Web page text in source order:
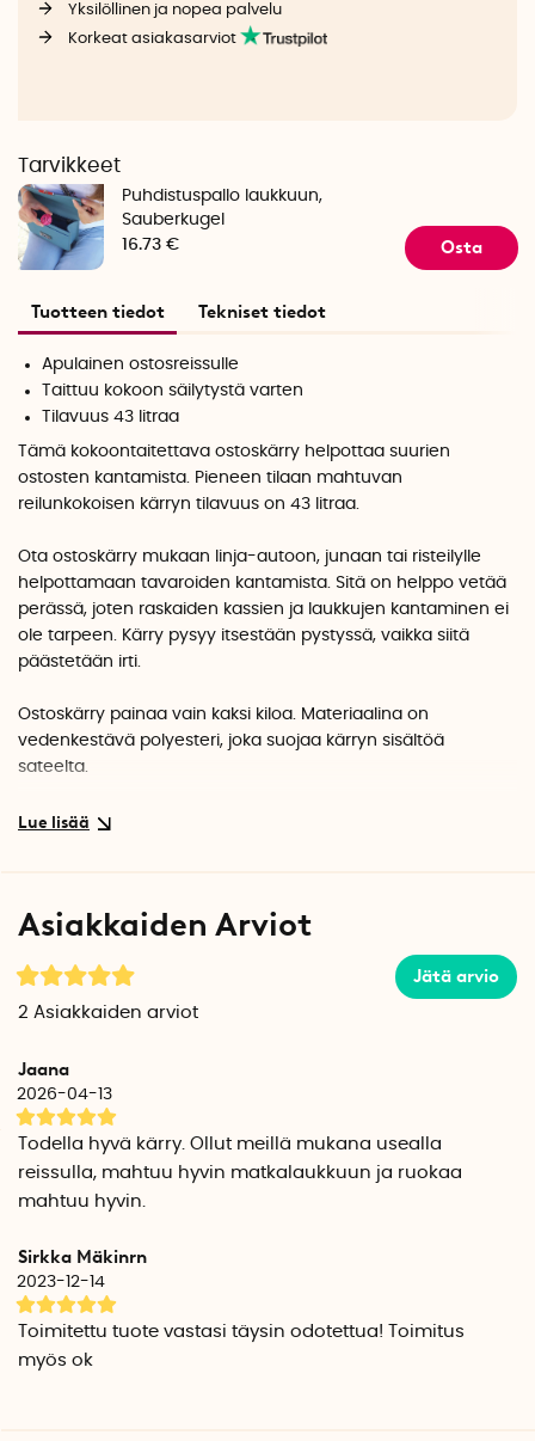
Yksilöllinen ja nopea palvelu
Korkeat asiakasarviot
Tarvikkeet
Puhdistuspallo laukkuun,
Sauberkugel
16.73 €
Osta
Tuotteen tiedot Tekniset tiedot
Apulainen ostosreissulle
Taittuu kokoon säilytystä varten
Tilavuus 43 litraa
Tämä kokoontaitettava ostoskärry helpottaa suurien
ostosten kantamista. Pieneen tilaan mahtuvan
reilunkokoisen kärryn tilavuus on 43 litraa.
Ota ostoskärry mukaan linja-autoon, junaan tai risteilylle
helpottamaan tavaroiden kantamista. Sitä on helppo vetää
perässä, joten raskaiden kassien ja laukkujen kantaminen ei
ole tarpeen. Kärry pysyy itsestään pystyssä, vaikka siitä
päästetään irti.
Ostoskärry painaa vain kaksi kiloa. Materiaalina on
vedenkestävä polyesteri, joka suojaa kärryn sisältöä
sateelta.
Kärry voidaan taittaa kokoon käytön jälkeen. Ostoskärryä
Tilavuus: 43 litraa
Mitat kokoontaitettuna: 40 cm x 10 cm x 52 cm
Kassin mitat: 37 cm x 19 cm x 59 cm
Suositeltu paino: 25 kg
Testattu 40 kg:lle
Asiakkaiden Arviot
Jätä arvio
2 Asiakkaiden arviot
Jaana
2026-04-13
Todella hyvä kärry. Ollut meillä mukana usealla
reissulla, mahtuu hyvin matkalaukkuun ja ruokaa
mahtuu hyvin.
Sirkka Mäkinrn
2023-12-14
Toimitettu tuote vastasi täysin odotettua! Toimitus
myös ok